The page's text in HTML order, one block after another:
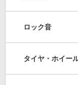
ロック音
タイヤ・ホイー